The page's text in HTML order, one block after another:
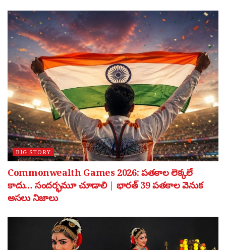
BIG STORY
Commonwealth Games 2026: పతకాల లెక్కలే
కాదు… సందర్భమూ చూడాలి | భారత్ 39 పతకాల వెనుక
అసలు నిజాలు